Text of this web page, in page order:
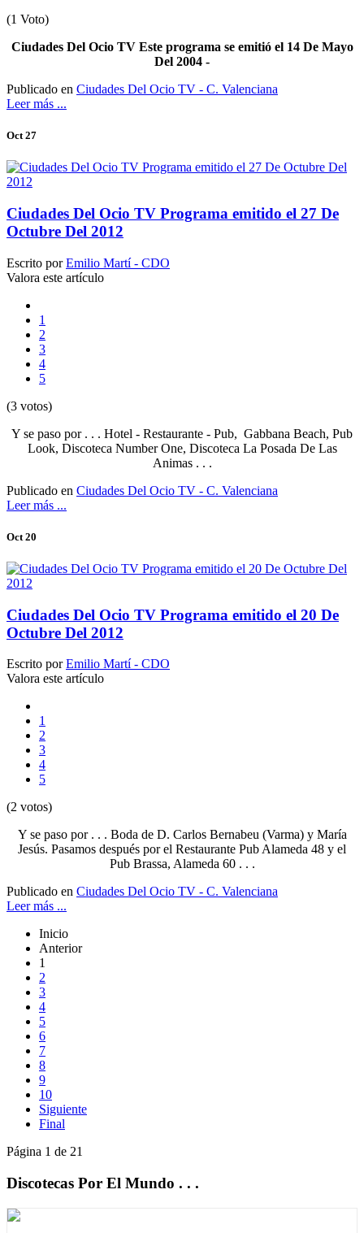
(1 Voto)
Ciudades Del Ocio TV Este programa se emitió el 14 De Mayo
Del 2004 -
Publicado en Ciudades Del Ocio TV - C. Valenciana
Leer más ...
Oct 27
Ciudades Del Ocio TV Programa emitido el 27 De
Octubre Del 2012
Escrito porEmilio Martí - CDO
Valora este artículo
1
2
3
4
5
(3 votos)
Y se paso por . . . Hotel - Restaurante - Pub, Gabbana Beach, Pub
Look, Discoteca Number One, Discoteca La Posada De Las
Animas . . .
Publicado en Ciudades Del Ocio TV - C. Valenciana
Leer más ...
Oct 20
Ciudades Del Ocio TV Programa emitido el 20 De
Octubre Del 2012
Escrito porEmilio Martí - CDO
Valora este artículo
1
2
3
4
5
(2 votos)
Y se paso por . . . Boda de D. Carlos Bernabeu (Varma) y María
Jesús. Pasamos después por el Restaurante Pub Alameda 48 y el
Pub Brassa, Alameda 60 . . .
Publicado en Ciudades Del Ocio TV - C. Valenciana
Leer más ...
Inicio
Anterior
1
2
3
4
5
6
7
8
9
10
Siguiente
Final
Página 1 de 21
Discotecas Por El Mundo . . .